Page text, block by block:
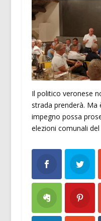
Il politico veronese
strada prenderà. Ma
impegno possa
elezioni comunali